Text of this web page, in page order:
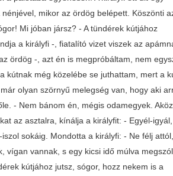
mikor az ördög belépett. Köszönti
Mi jóban jársz? - A tündérek kútjához
a királyfi -, fiatalító vizet viszek az
ördög -, azt én is megpróbáltam, nem
kútnak még közelébe se juthattam, mert a
olyan szörnyű melegség van, hogy aki
- Nem bánom én, mégis odamegyek.
az asztalra, kínálja a királyfit: - Egyél-igyál,
sokáig. Mondotta a királyfi: - Ne félj attól,
vígan vannak, s egy kicsi idő múlva
kútjához jutsz, sógor, hozz nekem is a